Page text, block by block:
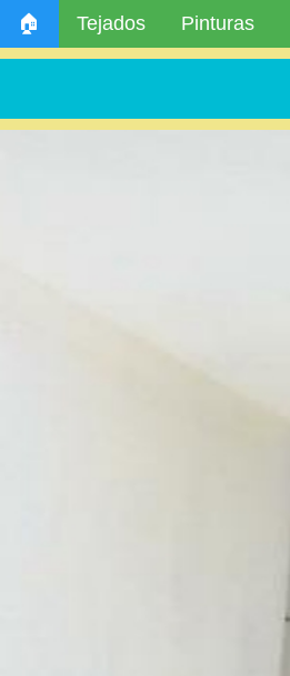
🏠 Tejados Pinturas